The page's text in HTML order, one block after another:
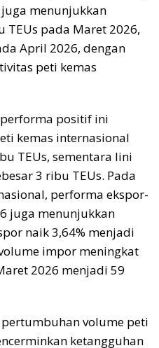
menunjukkan
TEUs pada Maret 2026,
April 2026, dengan
peti kemas
positif ini
kemas internasional
TEUs, sementara lini
3 ribu TEUs. Pada
performa ekspor-
juga menunjukkan
naik 3,64% menjadi
impor meningkat
2026 menjadi 59
volume peti
ketangguhan